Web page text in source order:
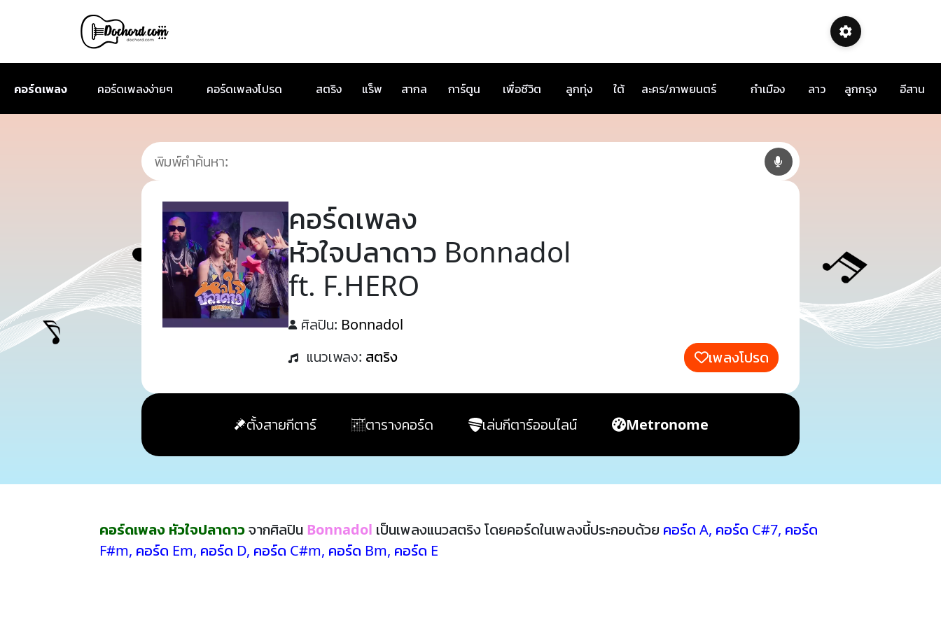
คอร์ดเพลง คอร์ดเพลงง่ายๆ คอร์ดเพลงโปรด สตริง แร็พ สากล การ์ตูน เพื่อชีวิต ลูกทุ่ง ใต้ ละคร/ภาพยนตร์ กำเมือง ลาว ลูกกรุง อีสาน
คอร์ดเพลง
หัวใจปลาดาว Bonnadol
ft. F.HERO
ศิลปิน: Bonnadol
แนวเพลง: สตริง เพลงโปรด
ตั้งสายกีตาร์ ตารางคอร์ด เล่นกีตาร์ออนไลน์ Metronome
คอร์ดเพลง หัวใจปลาดาวจากศิลปิน Bonnadol เป็นเพลงแนวสตริง โดยคอร์ดในเพลงนี้ประกอบด้วย คอร์ด A, คอร์ด C#7, คอร์ด
F#m, คอร์ด Em, คอร์ด D, คอร์ด C#m, คอร์ด Bm, คอร์ด E